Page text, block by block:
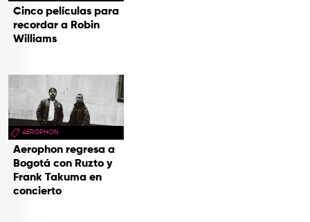
Cinco películas para
recordar a Robin
Williams
AEROPHON
Aerophon regresa a
Bogotá con Ruzto y
Frank Takuma en
concierto